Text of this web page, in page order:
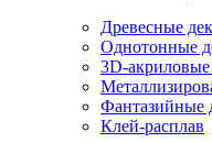
Древесные
Однотонные
3D-
Фантазийные
Клей-расплав